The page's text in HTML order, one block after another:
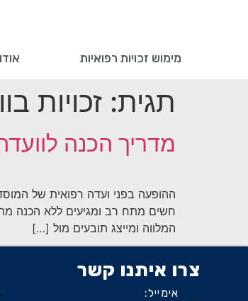
מימוש זכויות רפואיות
תגית: זכויות
מדריך הכנה
ההופעה בפני ועדה רפואית של
חשים מתח רב ומגיעים ללא הכנה
המלווה ומייצג תובעים מול […]
צרו איתנו קשר
אימייל: